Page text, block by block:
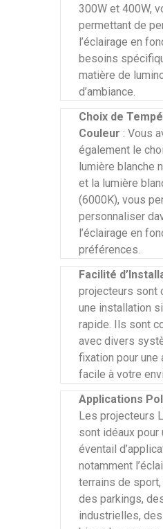
300W et 400W,
permettant de
l’éclairage en
besoins
matière de
d’ambiance.
Choix de
Couleur : Vous
également le
lumière blanche
et la lumière
(6000K), vous
personnaliser
l’éclairage en
préférences.
Facilité
projecteurs sont
une installation
rapide. Ils sont
avec divers
fixation pour une
facile à votre
Applications
Les projecteurs
sont idéaux pour
éventail
notamment
terrains de
des parkings,
industrielles,